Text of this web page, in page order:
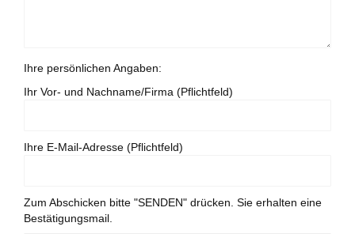
Ihre persönlichen Angaben:
Ihr Vor- und Nachname/Firma (Pflichtfeld)
Ihre E-Mail-Adresse (Pflichtfeld)
Zum Abschicken bitte "SENDEN" drücken. Sie erhalten eine
Bestätigungsmail.